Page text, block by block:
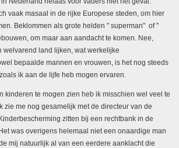
vaak masaal in de rijke Europese steden, om hier
Beklommen als grote helden " superman" of "
om maar aan aandacht te komen. Nee,
welvarend land lijken, wat werkelijke
bepaalde mannen en vrouwen, is het nog steeds
ik aan de lijfe heb mogen ervaren.
kinderen te mogen zien heb ik misschien wel veel te
zie me nog gesamelijk met de directeur van de
zitten bij een rechtbank in de
was overigens helemaal niet een onaardige man
mij natuurlijk al van een eerdere aanklacht die